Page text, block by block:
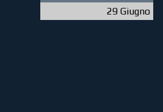
29 Giugno